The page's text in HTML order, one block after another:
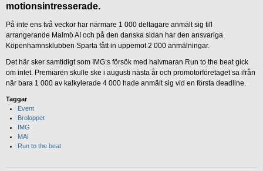
motionsintresserade.
På inte ens två veckor har närmare 1 000 deltagare anmält sig till
arrangerande Malmö AI och på den danska sidan har den ansvariga
Köpenhamnsklubben Sparta fått in uppemot 2 000 anmälningar.
Det här sker samtidigt som IMG:s försök med halvmaran Run to the beat gick
om intet. Premiären skulle ske i augusti nästa år och promotorföretaget sa ifrån
när bara 1 000 av kalkylerade 4 000 hade anmält sig vid en första deadline.
Taggar
Event
Broloppet
IMG
MAI
Run to the beat